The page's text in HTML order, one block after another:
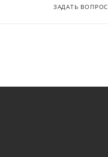
ЗАДАТЬ ВОПРОС